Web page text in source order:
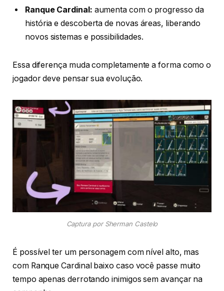
Ranque Cardinal: aumenta com o progresso da
história e descoberta de novas áreas, liberando
novos sistemas e possibilidades.
Essa diferença muda completamente a forma como o
jogador deve pensar sua evolução.
Captura por Sherman Castelo
É possível ter um personagem com nível alto, mas
com Ranque Cardinal baixo caso você passe muito
tempo apenas derrotando inimigos sem avançar na